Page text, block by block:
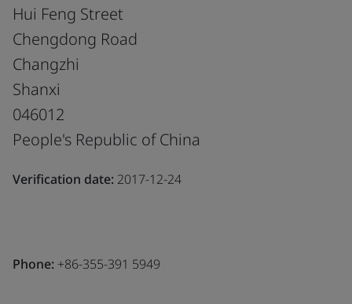
Hui Feng Street
Chengdong Road
Changzhi
Shanxi
046012
People's Republic of China
Verification date: 2017-12-24
Phone: +86-355-391 5949